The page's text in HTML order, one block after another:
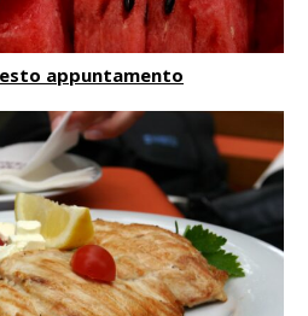
appuntamento